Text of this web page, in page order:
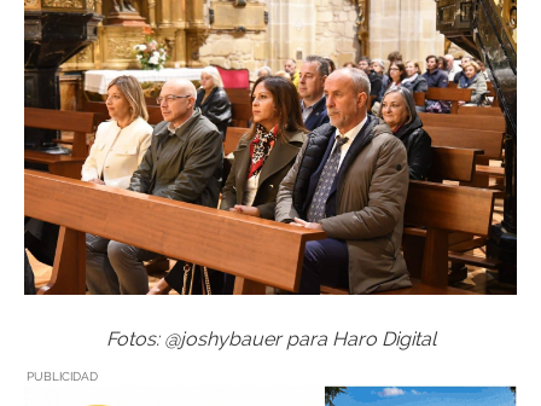
Fotos: @joshybauer para Haro Digital
PUBLICIDAD